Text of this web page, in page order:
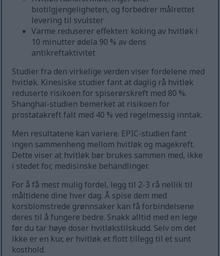
biotilgjengeligheten, og forbedrer målrettet
levering til svulster
Varme reduserer effekten: koking av hvitløk i
10 minutter ødela 90 % av dens
antikreftaktivitet
Studier fra den virkelige verden viser fordelene med
hvitløk. Kinesiske studier fant at daglig rå hvitløk
reduserte risikoen for spiserørskreft med 80 %.
Shanghai-studien bemerket at risikoen for
prostatakreft falt med 40 % ved regelmessig inntak.
Men resultatene kan variere. EPIC-studien fant
ingen sammenheng mellom hvitløk og magekreft.
Dette viser at hvitløk bør brukes sammen med, ikke
i stedet for, medisinske behandlinger.
For å få mest mulig fordel, legg til 2-3 rå nellik til
måltidene dine hver dag. Å spise dem med
korsblomstrede grønnsaker kan få forbindelsene
deres til å fungere bedre. Snakk alltid med en lege
før du tar høye doser hvitløkstilskudd. Selv om det
ikke er en kur, er hvitløk et flott tillegg til et sunt
kosthold.